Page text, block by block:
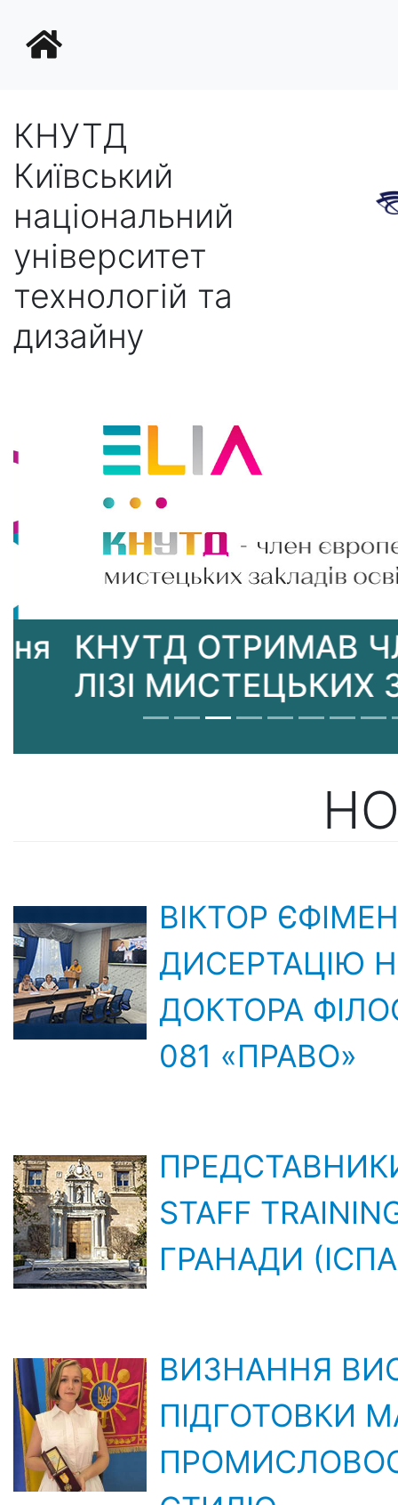
КНУТД
Київський
національний
університет
технологій та
дизайну
КНУТД ОТРИМАВ
ЛІЗІ МИСТЕЦЬКИХ
ВІКТОР
ДИСЕРТАЦІЮ
ДОКТОРА
081 «ПРАВО»
STAFF
ГРАНАДИ
ВИЗНАННЯ
ПІДГОТОВКИ